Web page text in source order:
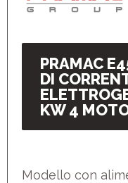
PRAMAC
DI
KW 4
Modello con